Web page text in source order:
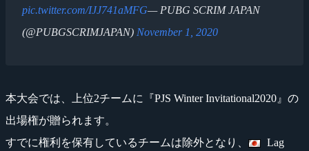
pic.twitter.com/IJJ741aMFG— PUBG SCRIM JAPAN
(@PUBGSCRIMJAPAN) November 1, 2020
本大会では、上位2チームに『PJS Winter Invitational2020』の
出場権が贈られます。
すでに権利を保有しているチームは除外となり、
Lag